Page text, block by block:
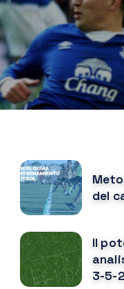
del
Il
3-5-